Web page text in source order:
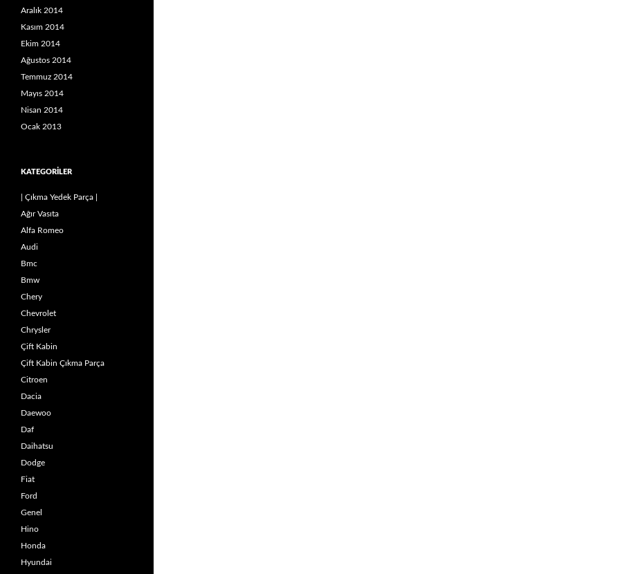
Aralık 2014
Kasım 2014
Ekim 2014
Ağustos 2014
Temmuz 2014
Mayıs 2014
Nisan 2014
Ocak 2013
KATEGORILER
| Çıkma Yedek Parça |
Ağır Vasıta
Alfa Romeo
Audi
Bmc
Bmw
Chery
Chevrolet
Chrysler
Çift Kabin
Çift Kabin Çıkma Parça
Citroen
Dacia
Daewoo
Daf
Daihatsu
Dodge
Fiat
Ford
Genel
Hino
Honda
Hyundai